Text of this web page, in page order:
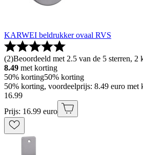
KARWEI beldrukker ovaal RVS
(2)Beoordeeld met 2.5 van de 5 sterren, 2
8.49 met korting
50% korting50% korting
50% korting, voordeelprijs: 8.49 euro met
16.99
Prijs: 16.99 euro